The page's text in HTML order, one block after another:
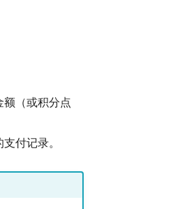
额（或积分点
付记录。